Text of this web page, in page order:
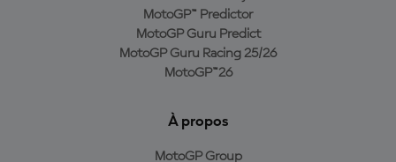
MotoGP™ Predictor
MotoGP Guru Predict
MotoGP Guru Racing 25/26
MotoGP™26
À propos
MotoGP Group